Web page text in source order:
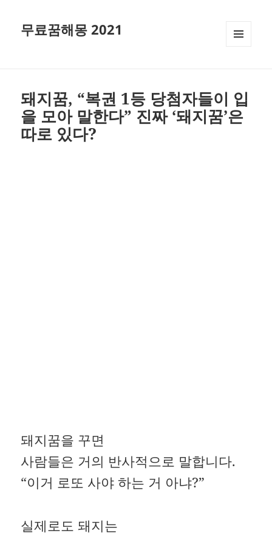
무료꿈해몽 2021
돼지꿈, “복권 1등 당첨자들이 입
을 모아 말한다” 진짜 ‘돼지꿈’은
따로 있다?
돼지꿈을 꾸면
사람들은 거의 반사적으로 말합니다.
“이거 로또 사야 하는 거 아냐?”
실제로도 돼지는